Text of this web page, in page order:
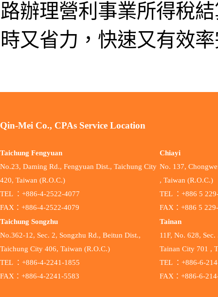
路辦理營利事業所得稅
時又省力，快速又有效
Qin-Mei Co., CPAs Service Location
Taichung Fengyuan
No.23, Daming Rd., Fengyuan Dist., Taichung City
420, Taiwan (R.O.C.)
TEL ：+886-4-2522-4077
FAX：+886-4-2522-4079
Taichung Songzhu
No.362-12, Sec. 2, Songzhu Rd., Beitun Dist.,
Taichung City 406, Taiwan (R.O.C.)
TEL ：+886-4-2241-1855
FAX：+886-4-2241-5583
Chiayi
No. 137,
, Taiwan (R.O.C.)
TEL ：+886 5
FAX：+886 5
Tainan
11F, No. 628,
Tainan City 701 ,
TEL ：+886-6-
FAX：+886-6-